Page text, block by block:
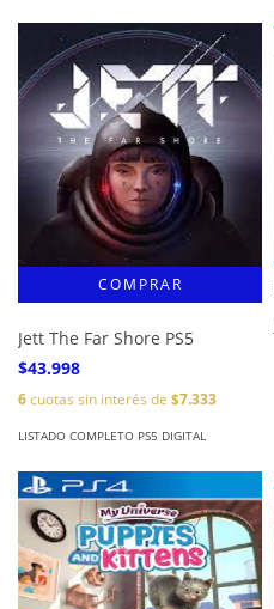
Jett The Far Shore PS5
$43.998
6cuotas sin interés de $7.333
LISTADO COMPLETO PS5 DIGITAL